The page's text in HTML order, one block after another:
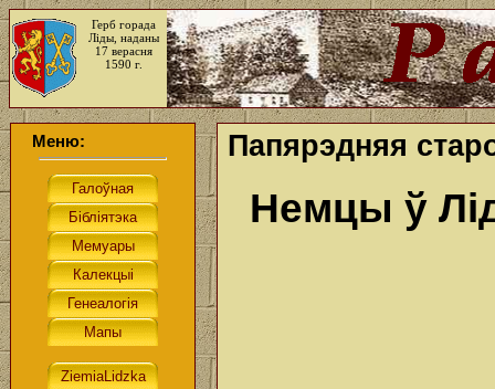
Герб горада
Ліды, наданы
17 верасня
1590 г.
Меню: Папярэдняя
Немцы ў